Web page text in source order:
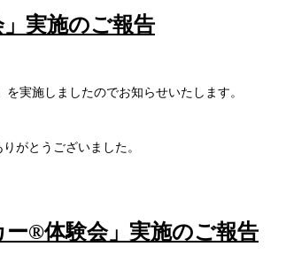
実施のご報告
実施しましたのでお知らせいたします。
がとうございました。
®体験会」実施のご報告